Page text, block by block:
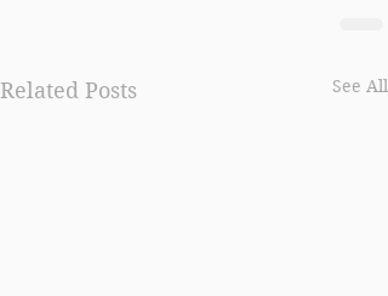
Related Posts See All